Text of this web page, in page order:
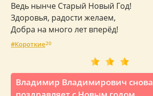
Владимир Владимирович снова
Ведь нынче Старый Новый Год!
Здоровья, радости желаем,
Добра на много лет вперёд!
Короткие20